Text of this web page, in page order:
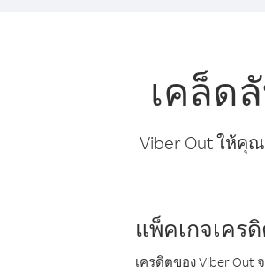
เคล็ด
Viber Out ให้คุ
แพ็คเกจเคร
เครดิตของ Viber